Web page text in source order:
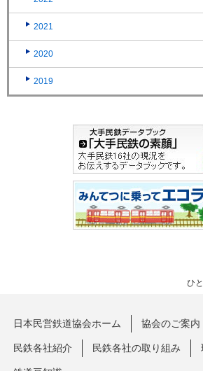
2021
2020
2019
ひ
日本民営鉄道協会ホーム 協会のご案内
民鉄各社紹介 民鉄各社の取り組み